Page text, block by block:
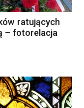
ratujących
– fotorelacja